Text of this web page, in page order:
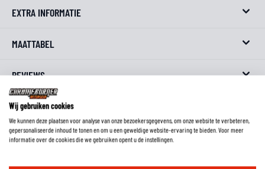
EXTRA INFORMATIE
MAATTABEL
REVIEWS
FAQ
Wij gebruiken cookies
We kunnen deze plaatsen voor analyse van onze bezoekersgegevens, om onze website te verbeteren,
gepersonaliseerde inhoud te tonen en om u een geweldige website-ervaring te bieden. Voor meer
informatie over de cookies die we gebruiken opent u de instellingen.